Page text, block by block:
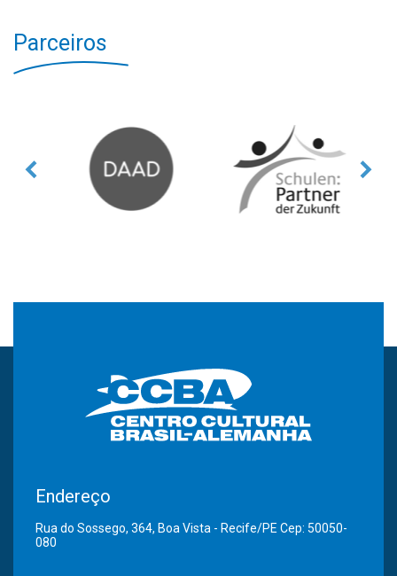
Parceiros
Endereço
Rua do Sossego, 364, Boa Vista - Recife/PE Cep: 50050-
080